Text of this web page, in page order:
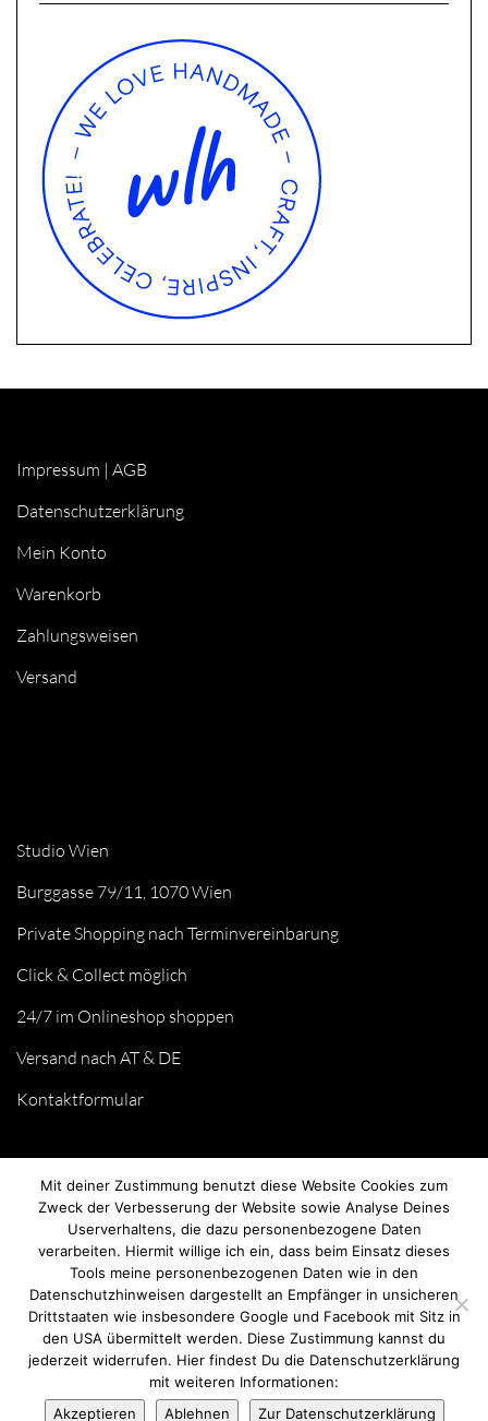
Impressum | AGB
Datenschutzerklärung
Mein Konto
Warenkorb
Zahlungsweisen
Versand
Studio Wien
Burggasse 79/11, 1070 Wien
Private Shopping nach Terminvereinbarung
Click & Collect möglich
24/7 im Onlineshop shoppen
Versand nach AT & DE
Kontaktformular
© we love handmade 2026. All rights reserved.
Mit deiner Zustimmung benutzt diese Website Cookies zum
Zweck der Verbesserung der Website sowie Analyse Deines
Userverhaltens, die dazu personenbezogene Daten
verarbeiten. Hiermit willige ich ein, dass beim Einsatz dieses
Tools meine personenbezogenen Daten wie in den
Datenschutzhinweisen dargestellt an Empfänger in unsicheren
Drittstaaten wie insbesondere Google und Facebook mit Sitz in
den USA übermittelt werden. Diese Zustimmung kannst du
jederzeit widerrufen. Hier findest Du die Datenschutzerklärung
mit weiteren Informationen:
Akzeptieren
Ablehnen Zur Datenschutzerklärung